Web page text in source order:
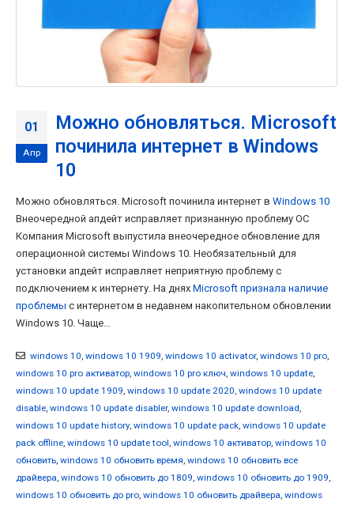
01
Апр
Можно обновляться. Microsoft
починила интернет в Windows
10
Можно обновляться. Microsoft починила интернет в Windows 10
Внеочередной апдейт исправляет признанную проблему ОС
Компания Microsoft выпустила внеочередное обновление для
операционной системы Windows 10. Необязательный для
установки апдейт исправляет неприятную проблему с
подключением к интернету. На днях Microsoft признала наличие
проблемы с интернетом в недавнем накопительном обновлении
Windows 10. Чаще...
windows 10, windows 10 1909, windows 10 activator, windows 10 pro,
windows 10 pro активатор, windows 10 pro ключ, windows 10 update,
windows 10 update 1909, windows 10 update 2020, windows 10 update
disable, windows 10 update disabler, windows 10 update download,
windows 10 update history, windows 10 update pack, windows 10 update
pack offline, windows 10 update tool, windows 10 активатор, windows 10
обновить, windows 10 обновить время, windows 10 обновить все
драйвера, windows 10 обновить до 1809, windows 10 обновить до 1909,
windows 10 обновить до pro, windows 10 обновить драйвера, windows